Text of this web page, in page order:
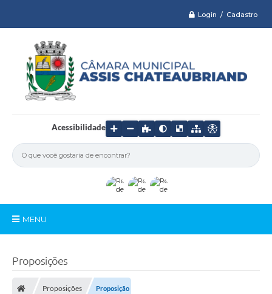
Login / Cadastro
Acessibilidade
MENU
Proposições
Proposições Proposição